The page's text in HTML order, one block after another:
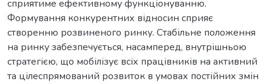
сприятиме ефективному функціонуванню.
Формування конкурентних відносин сприяє
створенню розвиненого ринку. Стабільне положення
на ринку забезпечується, насамперед, внутрішньою
стратегією, що мобілізує всіх працівників на активний
та цілеспрямований розвиток в умовах постійних змін